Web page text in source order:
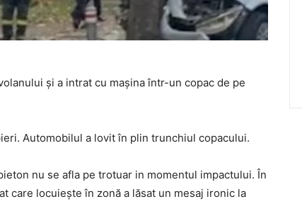
și a intrat cu mașina într-un copac de pe
Automobilul a lovit în plin trunchiul copacului.
nu se afla pe trotuar in momentul impactului. În
care locuiește în zonă a lăsat un mesaj ironic la